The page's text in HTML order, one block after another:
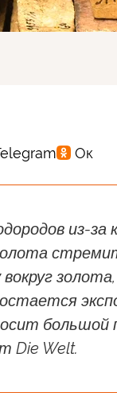
из-за
большой
Die Welt.